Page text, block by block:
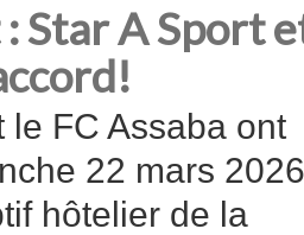
Star A Sport
le FC Assaba ont
22 mars 2026
hôtelier de la